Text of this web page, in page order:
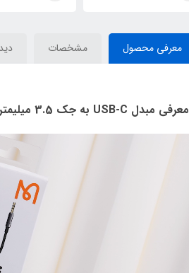
معرفی محصول مشخصات
معرفی مبدل USB-C به جک 3.5 میلیمتری مک دودو مدل CA-7561